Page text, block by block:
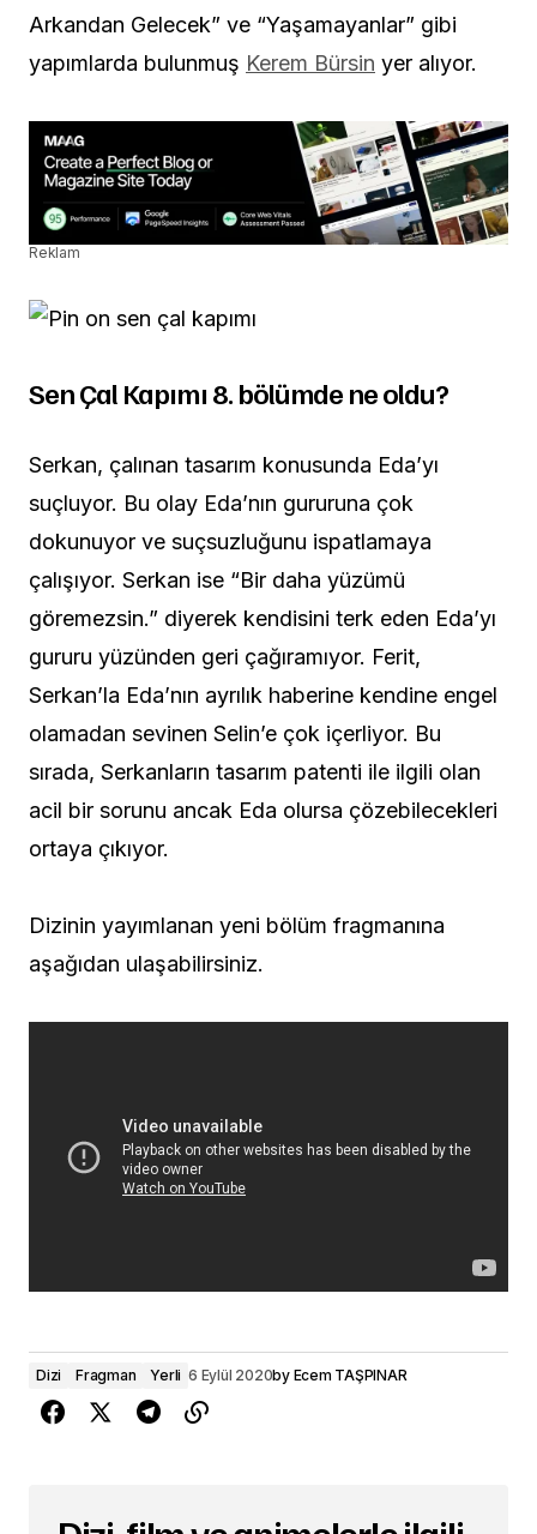
Arkandan Gelecek” ve “Yaşamayanlar” gibi
yapımlarda bulunmuş Kerem Bürsin yer alıyor.
Reklam
Sen Çal Kapımı 8. bölümde ne oldu?
Serkan, çalınan tasarım konusunda Eda’yı
suçluyor. Bu olay Eda’nın gururuna çok
dokunuyor ve suçsuzluğunu ispatlamaya
çalışıyor. Serkan ise “Bir daha yüzümü
göremezsin.” diyerek kendisini terk eden Eda’yı
gururu yüzünden geri çağıramıyor. Ferit,
Serkan’la Eda’nın ayrılık haberine kendine engel
olamadan sevinen Selin’e çok içerliyor. Bu
sırada, Serkanların tasarım patenti ile ilgili olan
acil bir sorunu ancak Eda olursa çözebilecekleri
ortaya çıkıyor.
Dizinin yayımlanan yeni bölüm fragmanına
aşağıdan ulaşabilirsiniz.
Dizi Fragman Yerli 6 Eylül 2020by Ecem TAŞPINAR